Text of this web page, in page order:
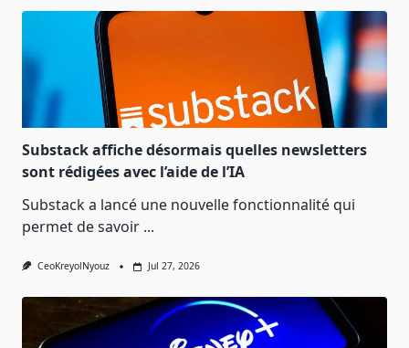
Substack affiche désormais quelles newsletters
sont rédigées avec l’aide de l’IA
Substack a lancé une nouvelle fonctionnalité qui
permet de savoir ...
CeoKreyolNyouz Jul 27, 2026